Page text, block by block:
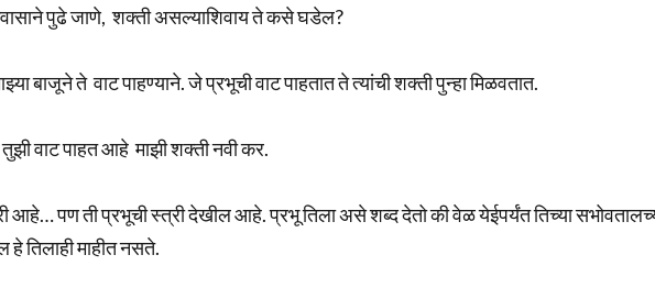
पुढे जाणे, शक्ती असल्याशिवाय ते कसे घडेल?
बाजूने ते वाट पाहण्याने. जे प्रभूची वाट पाहतात ते त्यांची शक्ती पुन्हा मिळवतात.
तुझी वाट पाहत आहे माझी शक्ती नवी कर.
आहे… पण ती प्रभूची स्त्री देखील आहे. प्रभू तिला असे शब्द देतो की वेळ येईपर्यंत तिच्या
तिलाही माहीत नसते.